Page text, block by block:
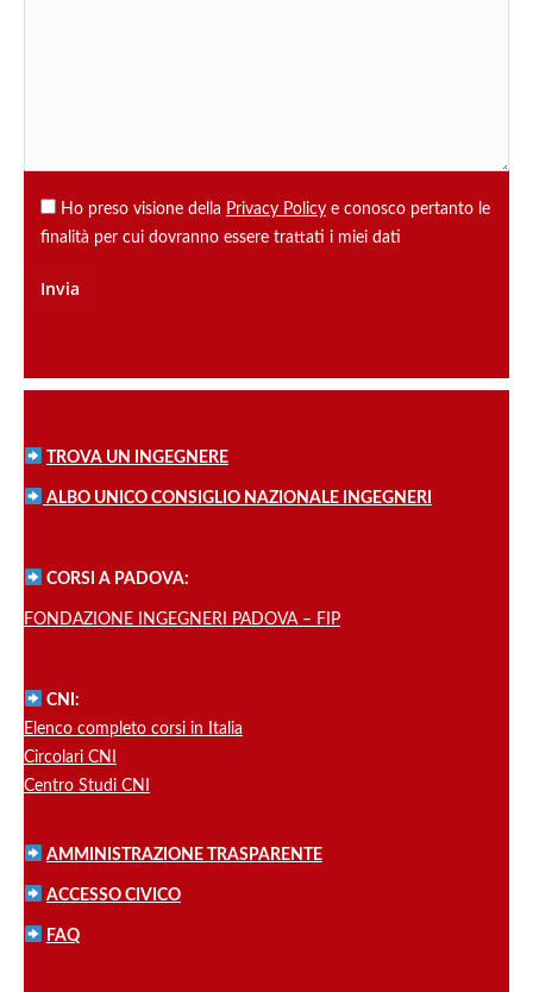
Ho preso visione della Privacy Policy e conosco pertanto le
finalità per cui dovranno essere trattati i miei dati
TROVA UN INGEGNERE
ALBO UNICO CONSIGLIO NAZIONALE INGEGNERI
CORSI A PADOVA:
FONDAZIONE INGEGNERI PADOVA – FIP
CNI:
Elenco completo corsi in Italia
Circolari CNI
Centro Studi CNI
AMMINISTRAZIONE TRASPARENTE
ACCESSO CIVICO
FAQ